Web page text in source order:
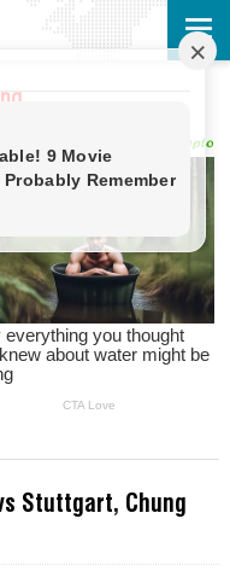
Stuttgart, Chung